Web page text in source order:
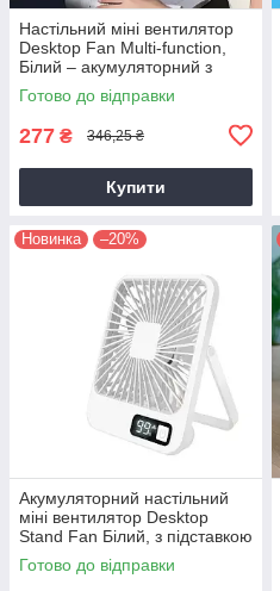
Настільний міні вентилятор
Desktop Fan Multi-function,
Білий – акумуляторний з
прищіпкою та USB зарядкою
Готово до відправки
277 ₴ 346,25 ₴
Купити
Новинка –20%
Акумуляторний настільний
міні вентилятор Desktop
Stand Fan Білий, з підставкою
та дисплеєм, бездротовий
Готово до відправки